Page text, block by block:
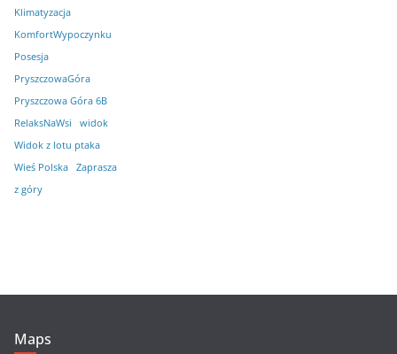
Klimatyzacja
KomfortWypoczynku
Posesja
PryszczowaGóra
Pryszczowa Góra 6B
RelaksNaWsi
widok
Widok z lotu ptaka
Wieś Polska
Zaprasza
z góry
Maps